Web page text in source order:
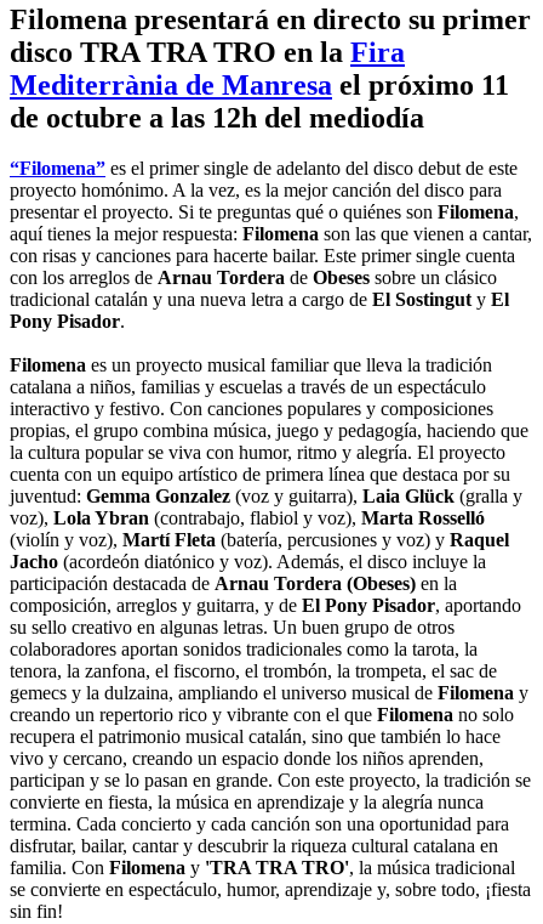
Filomena presentará en directo su primer
disco TRA TRA TRO en la Fira
Mediterrània de Manresa el próximo 11
de octubre a las 12h del mediodía
“Filomena” es el primer single de adelanto del disco debut de este
proyecto homónimo. A la vez, es la mejor canción del disco para
presentar el proyecto. Si te preguntas qué o quiénes son Filomena,
aquí tienes la mejor respuesta: Filomena son las que vienen a cantar,
con risas y canciones para hacerte bailar. Este primer single cuenta
con los arreglos de Arnau Tordera de Obeses sobre un clásico
tradicional catalán y una nueva letra a cargo de El Sostinguty El
Pony Pisador.
Filomena es un proyecto musical familiar que lleva la tradición
catalana a niños, familias y escuelas a través de un espectáculo
interactivo y festivo. Con canciones populares y composiciones
propias, el grupo combina música, juego y pedagogía, haciendo que
la cultura popular se viva con humor, ritmo y alegría. El proyecto
cuenta con un equipo artístico de primera línea que destaca por su
juventud: Gemma Gonzalez (voz y guitarra), Laia Glück (gralla y
voz), Lola Ybran (contrabajo, flabiol y voz), Marta Rosselló
(violín y voz), Martí Fleta (batería, percusiones y voz) y Raquel
Jacho (acordeón diatónico y voz). Además, el disco incluye la
participación destacada de Arnau Tordera (Obeses) en la
composición, arreglos y guitarra, y de El Pony Pisador, aportando
su sello creativo en algunas letras. Un buen grupo de otros
colaboradores aportan sonidos tradicionales como la tarota, la
tenora, la zanfona, el fiscorno, el trombón, la trompeta, el sac de
gemecs y la dulzaina, ampliando el universo musical de Filomena y
creando un repertorio rico y vibrante con el que Filomena no solo
recupera el patrimonio musical catalán, sino que también lo hace
vivo y cercano, creando un espacio donde los niños aprenden,
participan y se lo pasan en grande. Con este proyecto, la tradición se
convierte en fiesta, la música en aprendizaje y la alegría nunca
termina. Cada concierto y cada canción son una oportunidad para
disfrutar, bailar, cantar y descubrir la riqueza cultural catalana en
familia. Con Filomena y 'TRA TRA TRO', la música tradicional
se convierte en espectáculo, humor, aprendizaje y, sobre todo, ¡fiesta
sin fin!